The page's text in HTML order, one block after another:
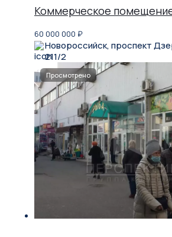
Коммерческое
60 000 000 ₽
Новороссийск, проспект
211/2